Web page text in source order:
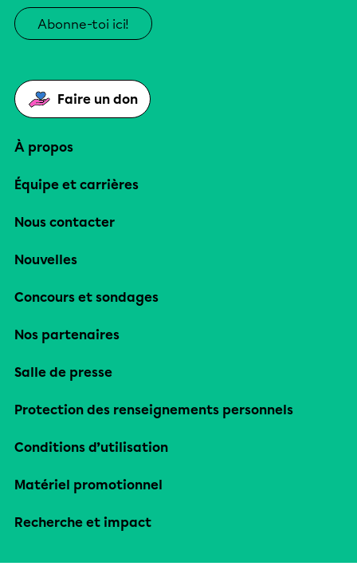
Abonne-toi ici!
Faire un don
À propos
Équipe et carrières
Nous contacter
Nouvelles
Concours et sondages
Nos partenaires
Salle de presse
Protection des renseignements personnels
Conditions d’utilisation
Matériel promotionnel
Recherche et impact